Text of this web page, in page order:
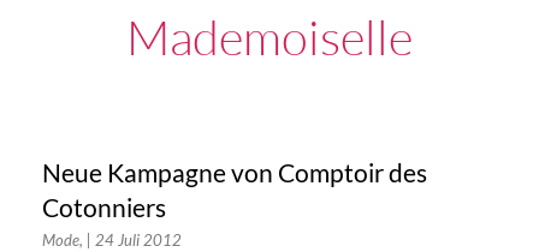
Mademoiselle
Neue Kampagne von Comptoir des
Cotonniers
Mode, | 24 Juli 2012